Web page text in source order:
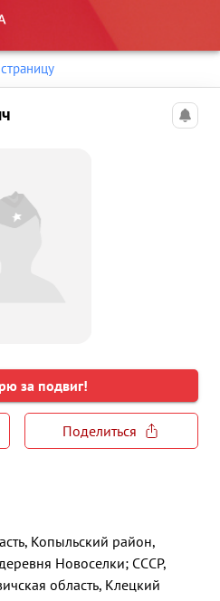
за подвиг!
Поделиться
Копыльский район,
Новоселки; СССР,
область, Клецкий